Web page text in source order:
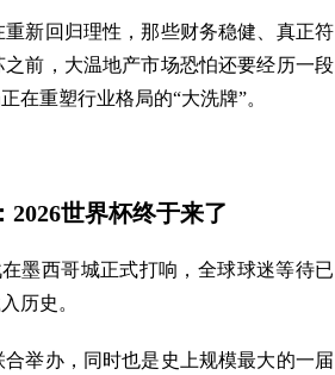
新回归理性，那些财务稳健、真正符
前，大温地产市场恐怕还要经历一段
在重塑行业格局的“大洗牌”。
2026世界杯终于来了
墨西哥城正式打响，全球球迷等待已
历史。
举办，同时也是史上规模最大的一届